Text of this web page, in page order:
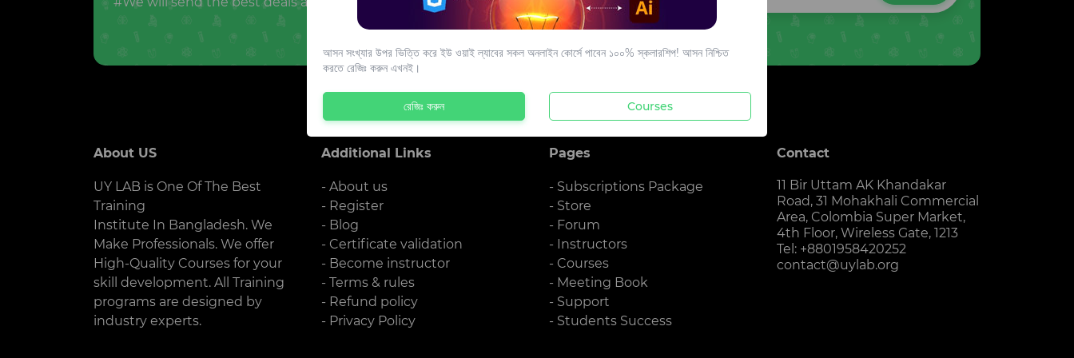
About US
UY LAB is One Of The Best
Training
Institute In Bangladesh. We
Make Professionals. We offer
High-Quality Courses for your
skill development. All Training
programs are designed by
industry experts.
Additional Links
- About us
- Register
- Blog
- Certificate validation
- Become instructor
- Terms & rules
- Refund policy
- Privacy Policy
Pages
- Subscriptions Package
- Store
- Forum
- Instructors
- Courses
- Meeting Book
- Support
- Students Success
Contact
11 Bir Uttam AK Khandakar
Road, 31 Mohakhali Commercial
Area, Colombia Super Market,
4th Floor, Wireless Gate, 1213
Tel: +8801958420252
contact@uylab.org
আসন সংখ্যার উপর ভিত্তি করে ইউ ওয়াই ল্যাবের সকল অনলাইন কোর্সে পাবেন ১০০% স্কলারশিপ! আসন নিশ্চিত
করতে রেজিঃ করুন এখনই।
রেজিঃ করুন Courses